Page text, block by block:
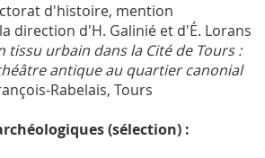
d'histoire, mention
direction d'H. Galinié et d'É. Lorans
tissu urbain dans la Cité de Tours :
antique au quartier canonial
Rabelais, Tours
(sélection) :